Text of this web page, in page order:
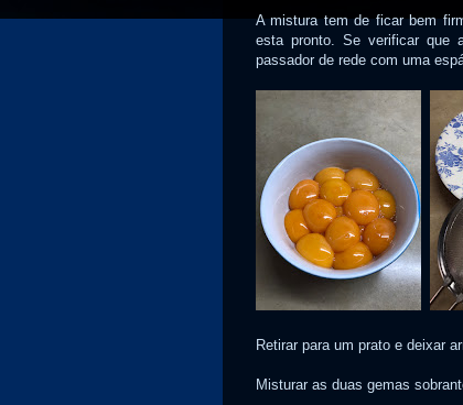
A mistura tem de ficar bem
esta pronto. Se verificar que
passador de rede com uma
Retirar para um prato e deixar
Misturar as duas gemas